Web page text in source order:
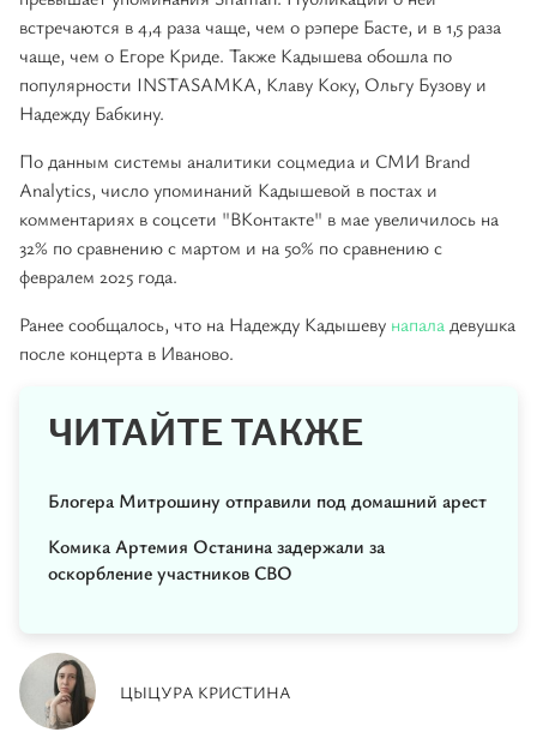
встречаются в 4,4 раза чаще, чем о рэпере Басте, и в 1,5 раза
чаще, чем о Егоре Криде. Также Кадышева обошла по
популярности INSTASAMKA, Клаву Коку, Ольгу Бузову и
Надежду Бабкину.
По данным системы аналитики соцмедиа и СМИ Brand
Analytics, число упоминаний Кадышевой в постах и
комментариях в соцсети "ВКонтакте" в мае увеличилось на
32% по сравнению с мартом и на 50% по сравнению с
февралем 2025 года.
Ранее сообщалось, что на Надежду Кадышеву напаладевушка
после концерта в Иваново.
ЧИТАЙТЕ ТАКЖЕ
Блогера Митрошину отправили под домашний арест
Комика Артемия Останина задержали за
оскорбление участников СВО
ЦЫЦУРА КРИСТИНА